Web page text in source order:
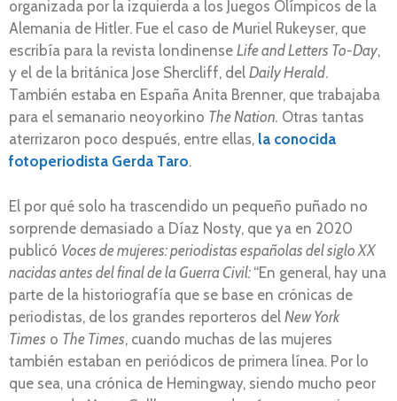
organizada por la izquierda a los Juegos Olímpicos de la
Alemania de Hitler. Fue el caso de Muriel Rukeyser, que
escribía para la revista londinense Life and Letters To-Day,
y el de la británica Jose Shercliff, del Daily Herald.
También estaba en España Anita Brenner, que trabajaba
para el semanario neoyorkino The Nation. Otras tantas
aterrizaron poco después, entre ellas, la conocida
fotoperiodista Gerda Taro.
El por qué solo ha trascendido un pequeño puñado no
sorprende demasiado a Díaz Nosty, que ya en 2020
publicó Voces de mujeres: periodistas españolas del siglo XX
nacidas antes del final de la Guerra Civil: “En general, hay una
parte de la historiografía que se base en crónicas de
periodistas, de los grandes reporteros del New York
Times o The Times, cuando muchas de las mujeres
también estaban en periódicos de primera línea. Por lo
que sea, una crónica de Hemingway, siendo mucho peor